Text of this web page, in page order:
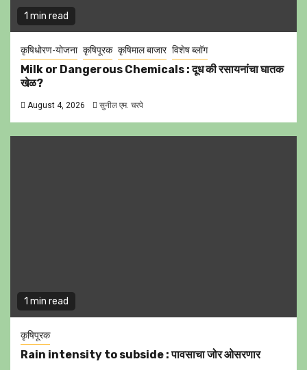
1 min read
कृषिधोरण-योजना कृषिपूरक कृषिमाल बाजार विशेष ब्लॉग
Milk or Dangerous Chemicals : दूध की रसायनांचा घातक
खेळ?
August 4, 2026 सुनील एम. चरपे
1 min read
कृषिपूरक
Rain intensity to subside : पावसाचा जोर ओसरणार